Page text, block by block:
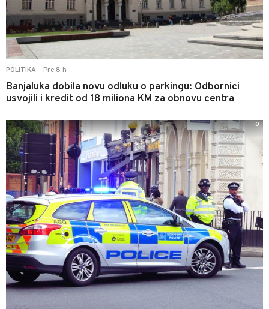
POLITIKA Pre 8 h
Banjaluka dobila novu odluku o parkingu: Odbornici
usvojili i kredit od 18 miliona KM za obnovu centra
0